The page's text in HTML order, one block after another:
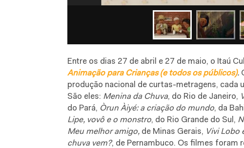
Entre os dias 27 de abril e 27 de maio, o Itaú
Animação para Crianças (e todos os públicos).
produção nacional de curtas-metragens, cada
São eles: Menina da Chuva, do Rio de Janeiro,
do Pará, Òrun Àiyé: a criação do mundo, da
Lipe, vovô e o monstro, do Rio Grande do Sul,
Meu melhor amigo, de Minas Gerais, Vivi Lobo
chuva vem?, de Pernambuco. Os filmes foram